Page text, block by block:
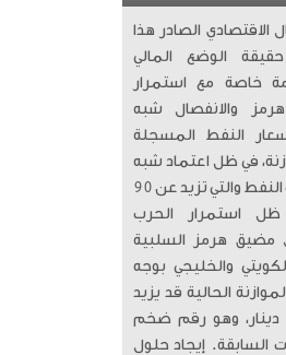
الاقتصادي الصادر هذا
الوضع المالي
خاصة مع استمرار
والانفصال شبه
النفط المسجلة
في ظل اعتماد شبه
كلي على عائدات النفط والتي تزيد عن 90
ظل استمرار الحرب
مضيق هرمز السلبية
والخليجي بوجه
الحالية قد يزيد
دينار، وهو رقم ضخم
السابقة. إيجاد حلول